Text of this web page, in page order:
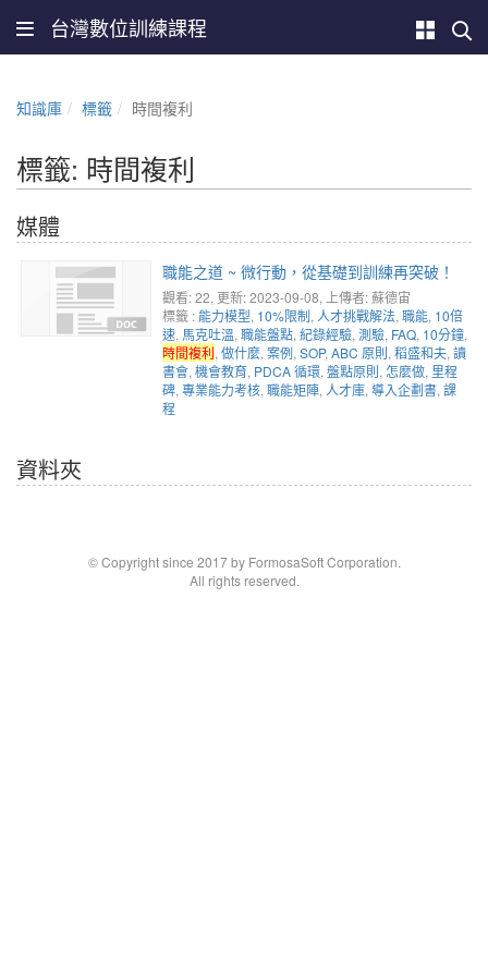
台灣數位訓練課程
知識庫 標籤 時間複利
標籤: 時間複利
媒體
職能之道 ~ 微行動，從基礎到訓練再突破！
觀看: 22, 更新: 2023-09-08, 上傳者: 蘇德宙
標籤 : 能力模型, 10%限制, 人才挑戰解法, 職能, 10倍
速, 馬克吐溫, 職能盤點, 紀錄經驗, 測驗, FAQ, 10分鐘,
時間複利, 做什麼, 案例, SOP, ABC 原則, 稻盛和夫, 讀
書會, 機會教育, PDCA 循環, 盤點原則, 怎麼做, 里程
碑, 專業能力考核, 職能矩陣, 人才庫, 導入企劃書, 課
程
資料夾
© Copyright since 2017 by FormosaSoft Corporation.
All rights reserved.